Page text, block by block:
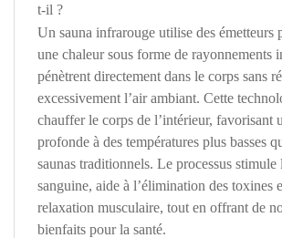
t-il ?
Un sauna infrarouge utilise des émetteurs
une chaleur sous forme de rayonnements
pénètrent directement dans le corps sans
excessivement l’air ambiant. Cette
chauffer le corps de l’intérieur, favorisant
profonde à des températures plus basses
saunas traditionnels. Le processus
sanguine, aide à l’élimination des toxines
relaxation musculaire, tout en offrant de
bienfaits pour la santé.